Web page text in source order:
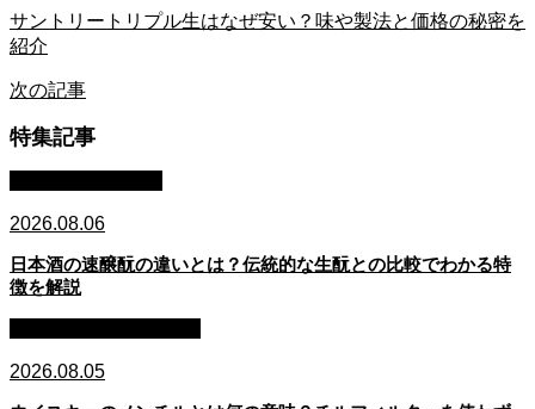
サントリートリプル生はなぜ安い？味や製法と価格の秘密を
紹介
次の記事
特集記事
2026.08.06
日本酒の速醸酛の違いとは？伝統的な生酛との比較でわかる特
徴を解説
2026.08.05